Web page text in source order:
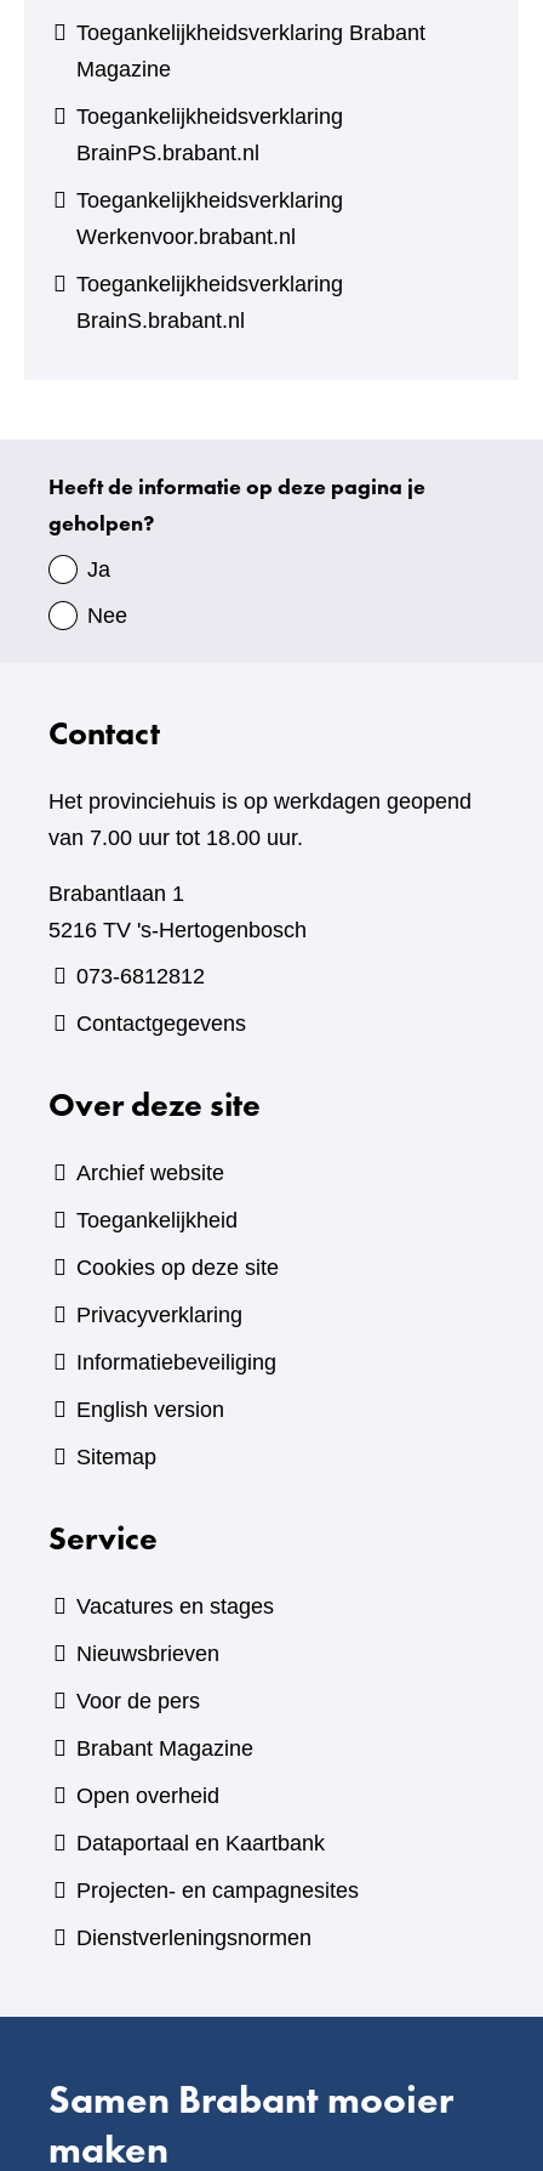
Toegankelijkheidsverklaring Brabant
Magazine
Toegankelijkheidsverklaring
BrainPS.brabant.nl
Toegankelijkheidsverklaring
Werkenvoor.brabant.nl
Toegankelijkheidsverklaring
BrainS.brabant.nl
Uw
gegevens
Heeft de informatie op deze pagina je
geholpen?
Ja
Nee
Contact
Het provinciehuis is op werkdagen geopend
van 7.00 uur tot 18.00 uur.
Brabantlaan 1
5216 TV 's-Hertogenbosch
073-6812812
Contactgegevens
Over deze site
Archief website
Toegankelijkheid
Cookies op deze site
Privacyverklaring
Informatiebeveiliging
English version
Sitemap
Service
Vacatures en stages
Nieuwsbrieven
Voor de pers
Brabant Magazine(verwijst
andere
website)
Open overheid
Dataportaal en Kaartbank(verwijst
naar
Projecten- en campagnesites
Dienstverleningsnormen
Samen Brabant mooier
maken